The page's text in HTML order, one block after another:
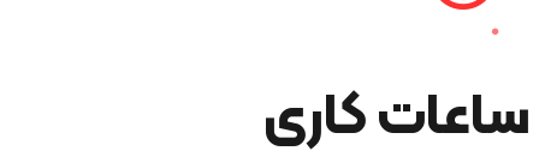
ساعات کاری